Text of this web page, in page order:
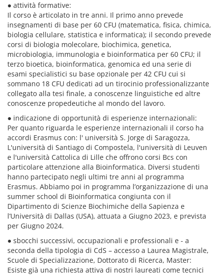
● attività formative:
Il corso è articolato in tre anni. Il primo anno prevede
insegnamenti di base per 60 CFU (matematica, fisica, chimica,
biologia cellulare, statistica e informatica); il secondo prevede
corsi di biologia molecolare, biochimica, genetica,
microbiologia, immunologia e bioinformatica per 60 CFU; il
terzo bioetica, bioinformatica, genomica ed una serie di
esami specialistici su base opzionale per 42 CFU cui si
sommano 18 CFU dedicati ad un tirocinio professionalizzante
collegato alla tesi finale, a conoscenze linguistiche ed altre
conoscenze propedeutiche al mondo del lavoro.
● indicazione di opportunità di esperienze internazionali:
Per quanto riguarda le esperienze internazionali il corso ha
accordi Erasmus con: l' università S. Jorge di Saragozza,
L'università di Santiago di Compostela, l'università di Leuven
e l'università Cattolica di Lille che offrono corsi Bcs con
particolare attenzione alla Bioinformatica. Diversi studenti
hanno partecipato negli ultimi tre anni al programma
Erasmus. Abbiamo poi in programma l’organizzazione di una
summer school di Bioinformatica congiunta con il
Dipartimento di Scienze Biochimiche della Sapienza e
l’Università di Dallas (USA), attuata a Giugno 2023, e prevista
per Giugno 2024.
● sbocchi successivi, occupazionali e professionali e - a
seconda della tipologia di CdS – accesso a Laurea Magistrale,
Scuole di Specializzazione, Dottorato di Ricerca, Master:
Esiste già una richiesta attiva di nostri laureati come tecnici